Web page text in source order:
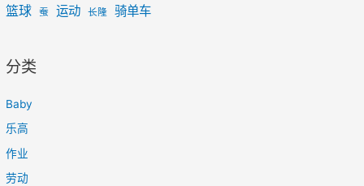
篮球 蚕 运动 长隆 骑单车
分类
Baby
乐高
作业
劳动